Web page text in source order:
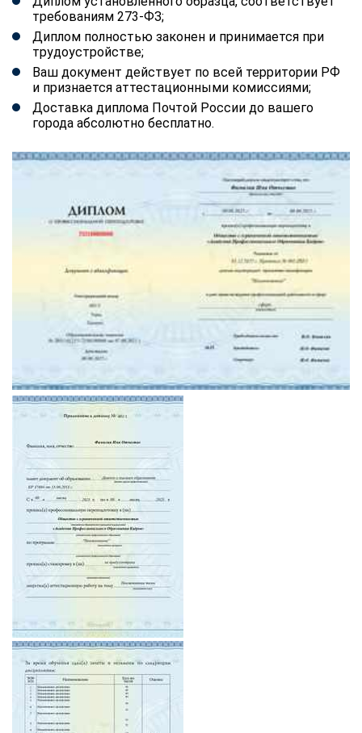
требованиям 273-ФЗ;
Диплом полностью законен и принимается при
трудоустройстве;
Ваш документ действует по всей территории РФ
и признается аттестационными комиссиями;
Доставка диплома Почтой России до вашего
города абсолютно бесплатно.